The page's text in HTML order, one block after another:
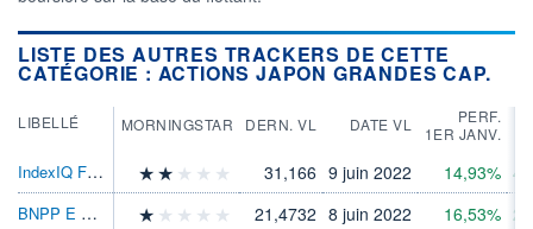
LISTE DES AUTRES TRACKERS DE CETTE
CATÉGORIE : ACTIONS JAPON GRANDES CAP.
LIBELLÉ MORNINGSTAR DERN. VL DATE VL
PERF.
1ER JANV.
IndexIQ Factors Sustainable Jpn Eq ETF C 31,166 9 juin 2022 14,93%
BNPP E MSCI Japan SRI PAB ETFDis
21,4732 8 juin 2022 16,53%